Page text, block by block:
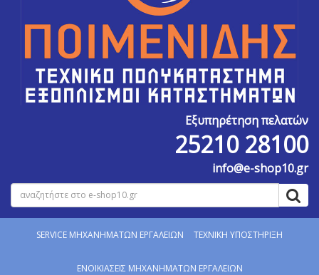
Εξυπηρέτηση πελατών
25210 28100
info@e-shop10.gr
SERVICE MΗΧΑΝΗΜΑΤΩΝ ΕΡΓΑΛΕΙΩΝ ΤΕΧΝΙΚΗ ΥΠΟΣΤΗΡΙΞΗ
ΕΝΟΙΚΙΑΣΕΙΣ ΜΗΧΑΝΗΜΑΤΩΝ ΕΡΓΑΛΕΙΩΝ